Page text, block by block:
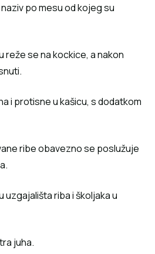
po mesu od kojeg su
reže se na kockice, a nakon
i protisne u kašicu, s dodatkom
ribe obavezno se poslužuje
uzgajališta riba i školjaka u
juha.